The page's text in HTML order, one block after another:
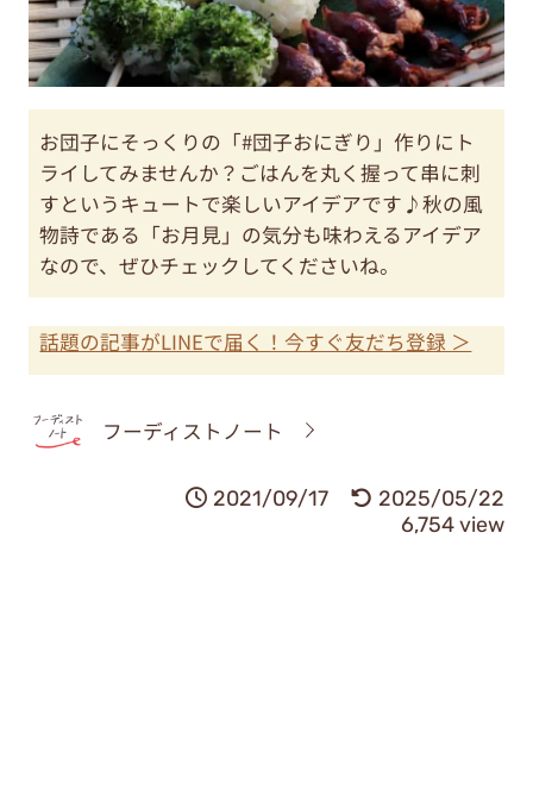
お団子にそっくりの「#団子おにぎり」作りにト
ライしてみませんか？ごはんを丸く握って串に刺
すというキュートで楽しいアイデアです♪秋の風
物詩である「お月見」の気分も味わえるアイデア
なので、ぜひチェックしてくださいね。
話題の記事がLINEで届く！今すぐ友だち登録 ＞
フーディストノート
2021/09/17
2025/05/22
6,754 view